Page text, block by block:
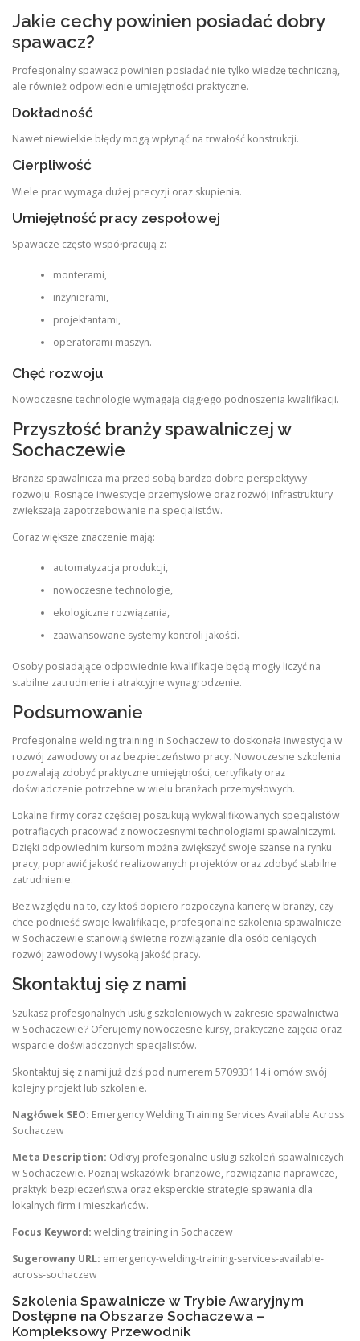
Jakie cechy powinien posiadać dobry
spawacz?
Profesjonalny spawacz powinien posiadać nie tylko wiedzę techniczną,
ale również odpowiednie umiejętności praktyczne.
Dokładność
Nawet niewielkie błędy mogą wpłynąć na trwałość konstrukcji.
Cierpliwość
Wiele prac wymaga dużej precyzji oraz skupienia.
Umiejętność pracy zespołowej
Spawacze często współpracują z:
monterami,
inżynierami,
projektantami,
operatorami maszyn.
Chęć rozwoju
Nowoczesne technologie wymagają ciągłego podnoszenia kwalifikacji.
Przyszłość branży spawalniczej w
Sochaczewie
Branża spawalnicza ma przed sobą bardzo dobre perspektywy
rozwoju. Rosnące inwestycje przemysłowe oraz rozwój infrastruktury
zwiększają zapotrzebowanie na specjalistów.
Coraz większe znaczenie mają:
automatyzacja produkcji,
nowoczesne technologie,
ekologiczne rozwiązania,
zaawansowane systemy kontroli jakości.
Osoby posiadające odpowiednie kwalifikacje będą mogły liczyć na
stabilne zatrudnienie i atrakcyjne wynagrodzenie.
Podsumowanie
Profesjonalne welding training in Sochaczew to doskonała inwestycja w
rozwój zawodowy oraz bezpieczeństwo pracy. Nowoczesne szkolenia
pozwalają zdobyć praktyczne umiejętności, certyfikaty oraz
doświadczenie potrzebne w wielu branżach przemysłowych.
Lokalne firmy coraz częściej poszukują wykwalifikowanych specjalistów
potrafiących pracować z nowoczesnymi technologiami spawalniczymi.
Dzięki odpowiednim kursom można zwiększyć swoje szanse na rynku
pracy, poprawić jakość realizowanych projektów oraz zdobyć stabilne
zatrudnienie.
Bez względu na to, czy ktoś dopiero rozpoczyna karierę w branży, czy
chce podnieść swoje kwalifikacje, profesjonalne szkolenia spawalnicze
w Sochaczewie stanowią świetne rozwiązanie dla osób ceniących
rozwój zawodowy i wysoką jakość pracy.
Skontaktuj się z nami
Szukasz profesjonalnych usług szkoleniowych w zakresie spawalnictwa
w Sochaczewie? Oferujemy nowoczesne kursy, praktyczne zajęcia oraz
wsparcie doświadczonych specjalistów.
Skontaktuj się z nami już dziś pod numerem 570933114 i omów swój
kolejny projekt lub szkolenie.
Nagłówek SEO: Emergency Welding Training Services Available Across
Sochaczew
Meta Description: Odkryj profesjonalne usługi szkoleń spawalniczych
w Sochaczewie. Poznaj wskazówki branżowe, rozwiązania naprawcze,
praktyki bezpieczeństwa oraz eksperckie strategie spawania dla
lokalnych firm i mieszkańców.
Focus Keyword: welding training in Sochaczew
Sugerowany URL: emergency-welding-training-services-available-
across-sochaczew
Szkolenia Spawalnicze w Trybie Awaryjnym
Dostępne na Obszarze Sochaczewa –
Kompleksowy Przewodnik